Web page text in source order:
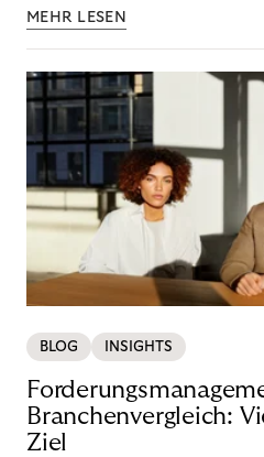
MEHR LESEN
BLOG INSIGHTS
Branchenvergleich:
Ziel